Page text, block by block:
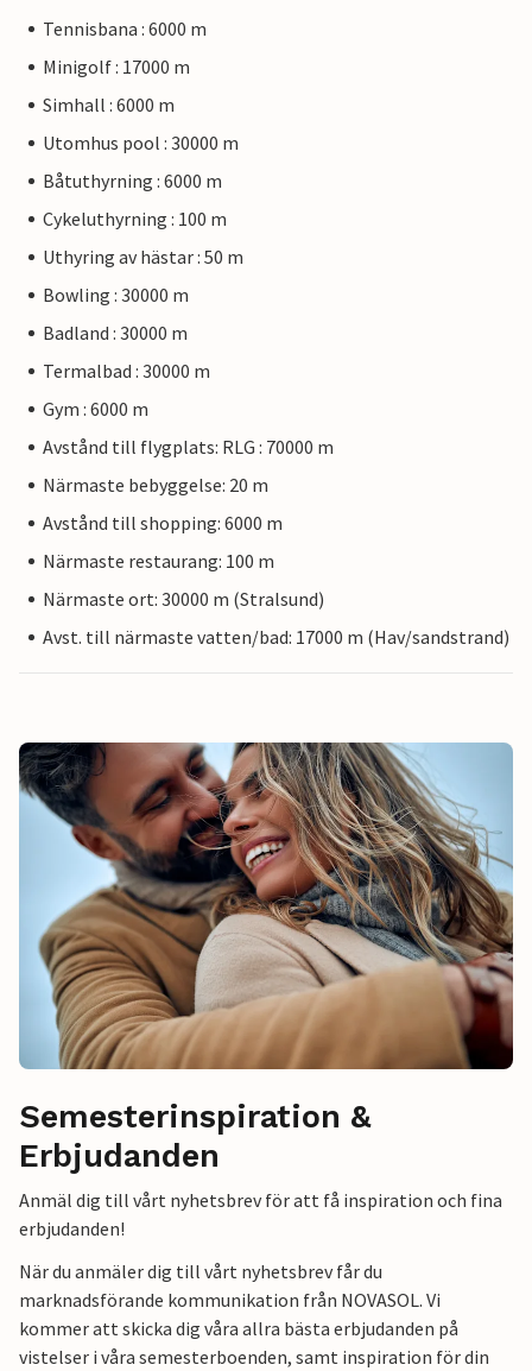
Tennisbana : 6000 m
Minigolf : 17000 m
Simhall : 6000 m
Utomhus pool : 30000 m
Båtuthyrning : 6000 m
Cykeluthyrning : 100 m
Uthyring av hästar : 50 m
Bowling : 30000 m
Badland : 30000 m
Termalbad : 30000 m
Gym : 6000 m
Avstånd till flygplats: RLG : 70000 m
Närmaste bebyggelse: 20 m
Avstånd till shopping: 6000 m
Närmaste restaurang: 100 m
Närmaste ort: 30000 m (Stralsund)
Avst. till närmaste vatten/bad: 17000 m (Hav/sandstrand)
Semesterinspiration &
Erbjudanden
Anmäl dig till vårt nyhetsbrev för att få inspiration och fina
erbjudanden!
När du anmäler dig till vårt nyhetsbrev får du
marknadsförande kommunikation från NOVASOL. Vi
kommer att skicka dig våra allra bästa erbjudanden på
vistelser i våra semesterboenden, samt inspiration för din